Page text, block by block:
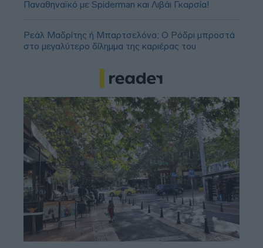
Παναθηναϊκό με Spiderman και Λιβάι Γκαρσία!
Ρεάλ Μαδρίτης ή Μπαρτσελόνα; Ο Ρόδρι μπροστά
στο μεγαλύτερο δίλημμα της καριέρας του